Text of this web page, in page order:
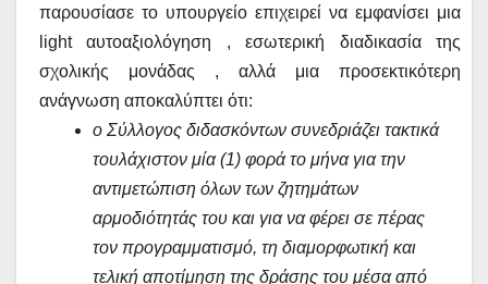
παρουσίασε το υπουργείο επιχειρεί να εμφανίσει μια
lightαυτοαξιολόγηση , εσωτερική διαδικασία της
σχολικής μονάδας , αλλά μια προσεκτικότερη
ανάγνωση αποκαλύπτει ότι:
ο Σύλλογος διδασκόντων συνεδριάζει τακτικά
τουλάχιστον μία (1) φορά το μήνα για την
αντιμετώπιση όλων των ζητημάτων
αρμοδιότητάς του και για να φέρει σε πέρας
τον προγραμματισμό, τη διαμορφωτική και
τελική αποτίμηση της δράσης του μέσα από